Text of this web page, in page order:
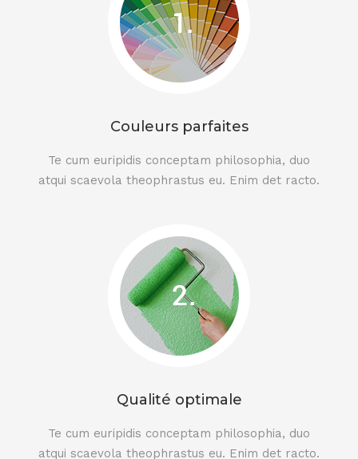
Couleurs parfaites
Te cum euripidis conceptam philosophia, duo
atqui scaevola theophrastus eu. Enim det racto.
Qualité optimale
Te cum euripidis conceptam philosophia, duo
atqui scaevola theophrastus eu. Enim det racto.